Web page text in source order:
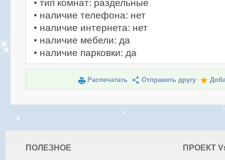
• наличие телефона: нет
• наличие интернета: нет
• наличие мебели: да
• наличие парковки: да
Распечатать Отправить другу
ПОЛЕЗНОЕ ПРОЕКТ V